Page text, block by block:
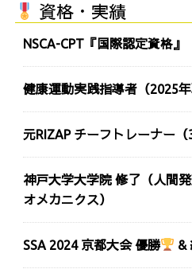
資格・実績
NSCA-CPT『国際認定資格』
健康運動実践指導者（2025年
元RIZAP チーフトレーナー（
神戸大学大学院 修了（人間
オメカニクス）
SSA 2024 京都大会 優勝 &